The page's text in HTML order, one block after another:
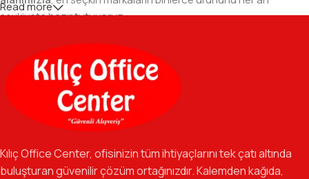
sevkiyata hazır tutuyoruz.
Geniş Ürün Yelpazesi:Temel kırtasiye malzemelerinden teknik
ofis gereçlerine kadar, iş hayatınızda ihtiyaç duyduğunuz her
şeyi tek bir çatı altında, en uygun fiyat avantajlarıyla bulmanızı
sağlıyoruz.
Özverili Takım Ruhu:İşini tutkuyla yapan, güler yüzlü ve çözüm
güvenilir bir yol arkadaşı olmayı hedefliyoruz.
Read more
Kılıç Office Center, ofisinizin tüm ihtiyaçlarını tek çatı altında
buluşturan güvenilir çözüm ortağınızdır. Kalemden kağıda,